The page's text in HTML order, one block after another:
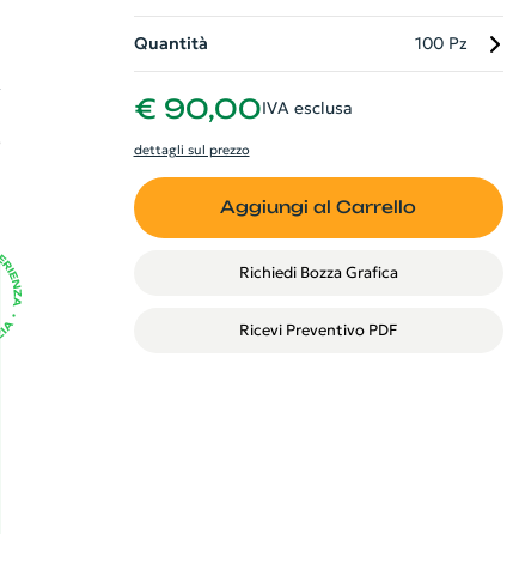
Quantità 100 Pz
€ 90,00IVA esclusa
dettagli sul prezzo
Aggiungi al Carrello
Richiedi Bozza Grafica
Ricevi Preventivo PDF